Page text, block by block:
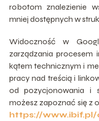
robotom znalezienie
mniej dostępnych w
Widoczność w
zarządzania procesem
kątem technicznym i
pracy nad treścią i
od pozycjonowania i
możesz zapoznać się z
https://